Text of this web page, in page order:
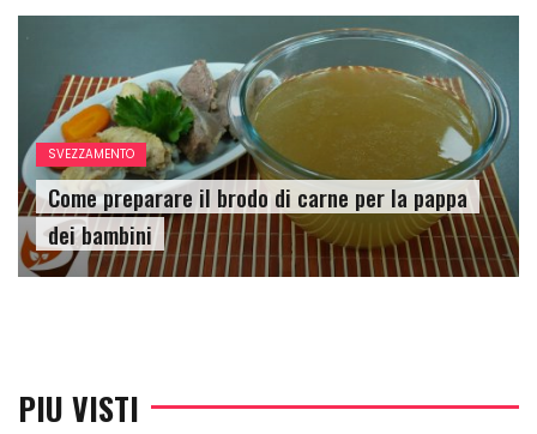
SVEZZAMENTO
Come preparare il brodo di carne per la pappa
dei bambini
PIU VISTI